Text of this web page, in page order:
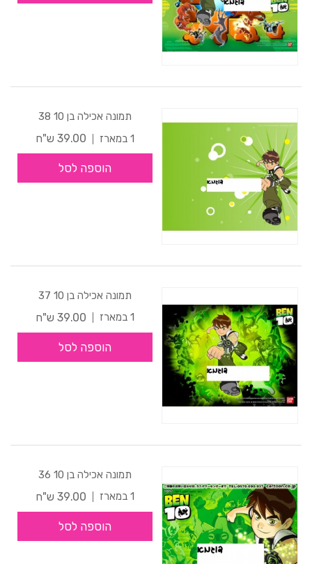
תמונה אכילה בן 10 38
1 במארז
39.00 ש"ח
הוספה לסל
תמונה אכילה בן 10 37
1 במארז
39.00 ש"ח
הוספה לסל
תמונה אכילה בן 10 36
1 במארז
39.00 ש"ח
הוספה לסל